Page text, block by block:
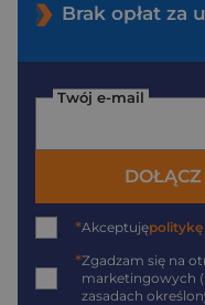
Brak opłat za
Twój e-mail
*Akceptuję
*Zgadzam się na
marketingowych
zasadach